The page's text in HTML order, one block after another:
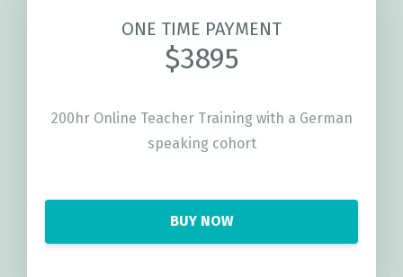
ONE TIME PAYMENT
$3895
200hr Online Teacher Training with a German
speaking cohort
BUY NOW